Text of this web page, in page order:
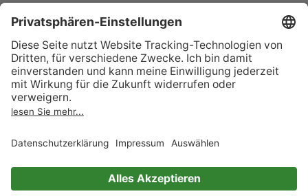
Kinder & Jugend
Jugendromane
Romance
Fantasybücher für
Jugendliche
Beliebte Kinderbuchreihen
Bücher über Einhörner
Wissensbücher für Kinder